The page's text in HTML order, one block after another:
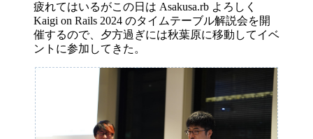
疲れてはいるがこの日は Asakusa.rb よろしく
Kaigi on Rails 2024 のタイムテーブル解説会を開
催するので、夕方過ぎには秋葉原に移動してイベ
ントに参加してきた。